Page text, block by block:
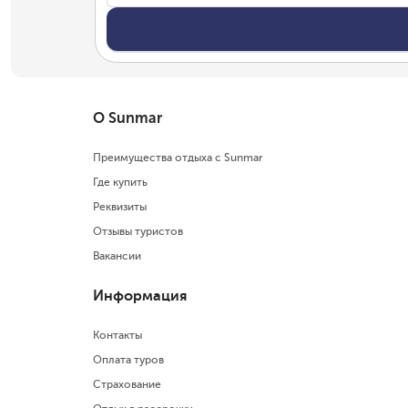
О Sunmar
Преимущества отдыха с Sunmar
Где купить
Реквизиты
Отзывы туристов
Вакансии
Информация
Контакты
Оплата туров
Страхование